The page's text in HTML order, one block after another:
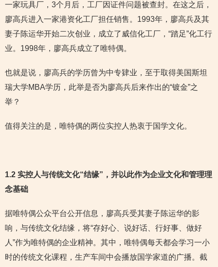
一家玩具厂，3个月后，工厂因证件问题被查封。在这之后，
廖高兵进入一家港资化工厂担任销售。1993年，廖高兵及其
妻子陈运华开始二次创业，成立了威信化工厂，“踏足”化工行
业。1998年，廖高兵成立了唯特偶。
也就是说，廖高兵的学历曾为中专肄业，至于取得美国斯坦
瑞大学MBA学历，此举是否为廖高兵后来作出的“镀金”之
举？
值得关注的是，唯特偶的两位实控人热衷于国学文化。
1.2 实控人与传统文化“结缘”，并以此作为企业文化和管理理
念基础
据唯特偶公众平台公开信息，廖高兵受其妻子陈运华的影
响，与传统文化结缘，将“存好心、说好话、行好事、做好
人”作为唯特偶的企业精神。其中，唯特偶每天都会学习一小
时的传统文化课程，生产车间中会播放国学家道的广播。截